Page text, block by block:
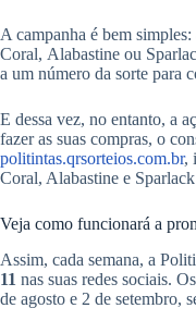
A campanha é bem
Coral, Alabastine ou
a um número da sorte para
E dessa vez, no entanto, a
fazer as suas compras, o
politintas.qrsorteios.com.br,
Coral, Alabastine e
Veja como funcionará a
Assim, cada semana, a
11 nas suas redes sociais.
de agosto e 2 de setembro,